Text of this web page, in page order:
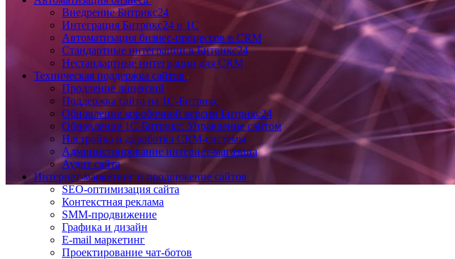
Внедрение Битрикс24
Интеграция Битрикс24 и 1С
Автоматизация бизнес-процессов в CRM
Стандартные интеграции в Битрикс24
Нестандартные интеграции для CRM
Техническая поддержка сайтов
Продление лицензий
Поддержка сайта на 1С-Битрикс
Обновление коробочной версии Битрикс24
Обновление 1С-Битрикс: Управление сайтом
Настройка и доработка CRM-системы
Администрирование интернет-магазина
Аудит сайта
Интернет-маркетинг и продвижение сайтов
SEO-оптимизация сайта
Контекстная реклама
SMM-продвижение
Графика и дизайн
E-mail маркетинг
Проектирование чат-ботов